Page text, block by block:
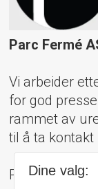
Parc Fermé
Vi arbeider
for god
rammet av
til å ta
Pressens
Dine valg: